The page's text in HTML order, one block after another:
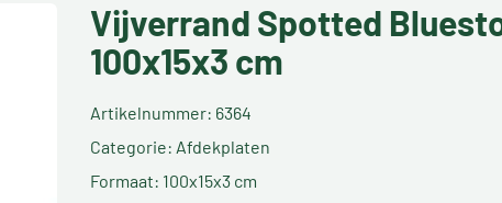
Vijverrand Spotted
100x15x3 cm
Artikelnummer: 6364
Categorie: Afdekplaten
Formaat: 100x15x3 cm